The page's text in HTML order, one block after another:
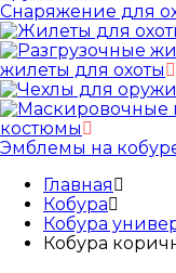
Снаряжение для
жилеты для охоты
костюмы
Эмблемы на
Главная
Кобура
Кобура
Кобура